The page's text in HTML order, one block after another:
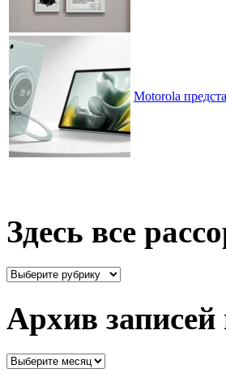
Motorola
Здесь все
Здесь
Архив
Архив